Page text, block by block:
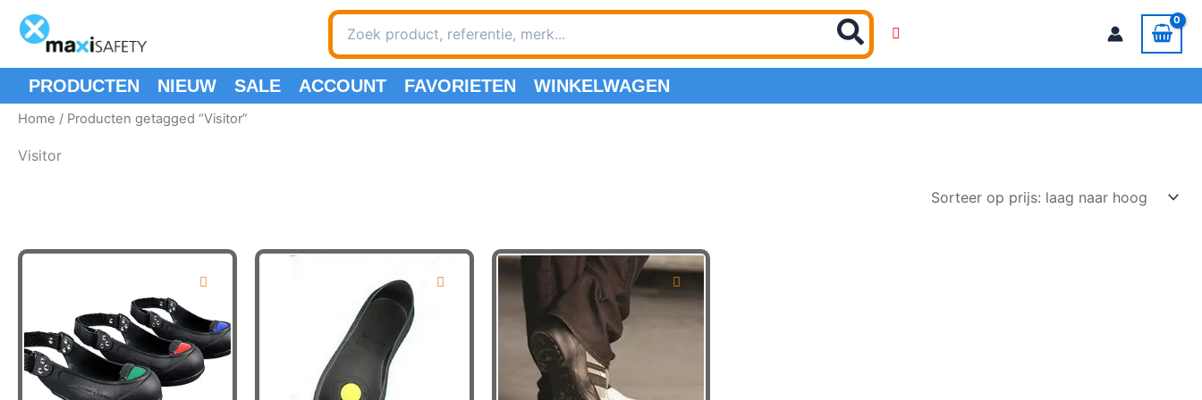
naar
inhoud
Zoeken
naar:
PRODUCTEN NIEUW SALE ACCOUNT FAVORIETEN WINKELWAGEN
Home / Producten getagged “Visitor”
Visitor